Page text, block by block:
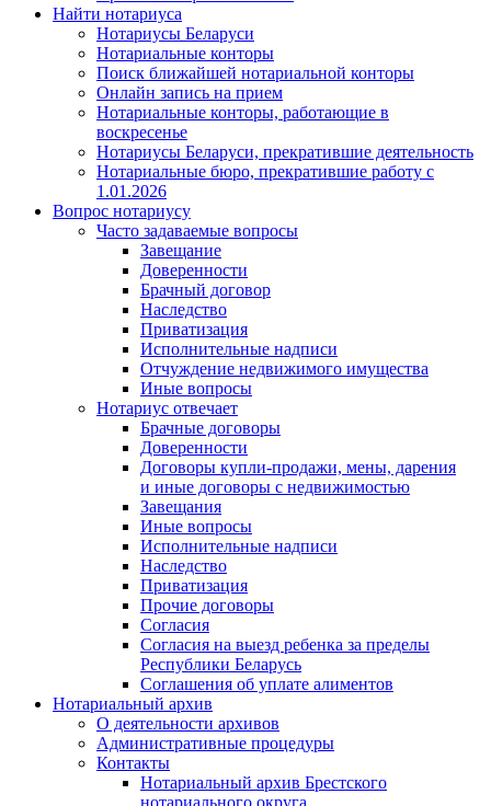
Найти нотариуса
Нотариусы Беларуси
Нотариальные конторы
Поиск ближайшей нотариальной конторы
Онлайн запись на прием
Нотариальные конторы, работающие в
воскресенье
Нотариусы Беларуси, прекратившие деятельность
Нотариальные бюро, прекратившие работу с
1.01.2026
Вопрос нотариусу
Часто задаваемые вопросы
Завещание
Доверенности
Брачный договор
Наследство
Приватизация
Исполнительные надписи
Отчуждение недвижимого имущества
Иные вопросы
Нотариус отвечает
Брачные договоры
Доверенности
Договоры купли-продажи, мены, дарения
и иные договоры с недвижимостью
Завещания
Иные вопросы
Исполнительные надписи
Наследство
Приватизация
Прочие договоры
Согласия
Согласия на выезд ребенка за пределы
Республики Беларусь
Соглашения об уплате алиментов
Нотариальный архив
О деятельности архивов
Административные процедуры
Контакты
Нотариальный архив Брестского
нотариального округа